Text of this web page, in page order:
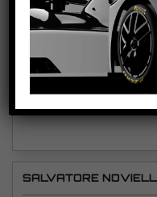
VEDI TUTORIAL
VEDI IL PRODOTTO
SALVATORE